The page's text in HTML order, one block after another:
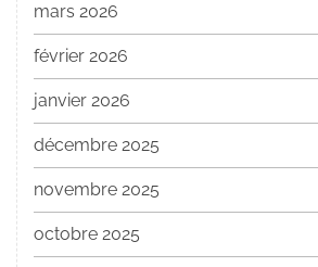
mars 2026
février 2026
janvier 2026
décembre 2025
novembre 2025
octobre 2025